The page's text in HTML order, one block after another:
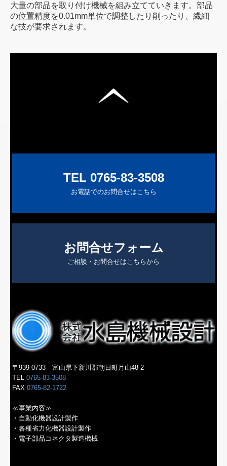
大量の部品を取り付け機械を組み立てていきます。部品
の位置精度を0.01mm単位で調整したり削ったり、繊細
な技が要求されます。
TEL 0765-83-3508
お電話でのお問合せはこちら
お問合せフォーム
ご相談・お問合せはこちらから
〒939-0733富山県下新川郡朝日町月山48-2
TEL0765-83-3508
FAX0765-82-1722
≪事業内容≫
・自動化機器設計製作
・各種省力化機器設計製作
・電子部品コネクタ製造機械